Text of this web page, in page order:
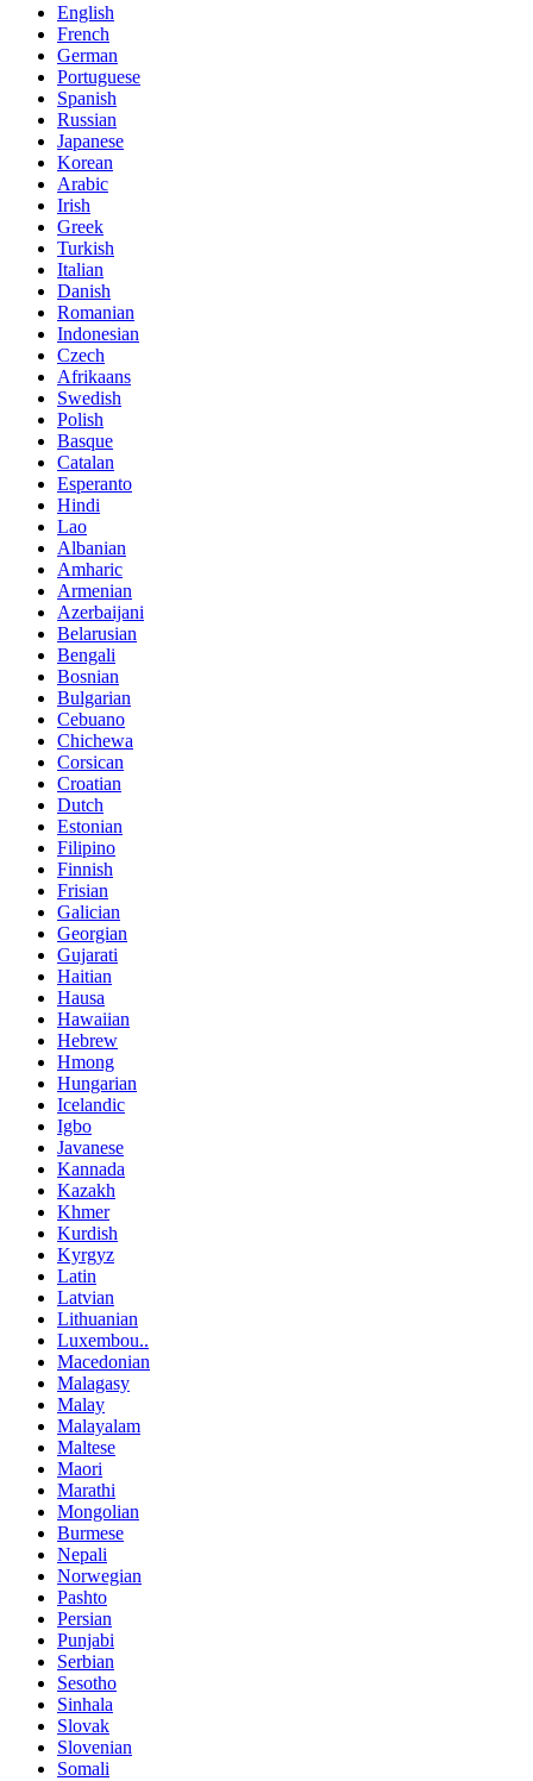
English
French
German
Portuguese
Spanish
Russian
Japanese
Korean
Arabic
Irish
Greek
Turkish
Italian
Danish
Romanian
Indonesian
Czech
Afrikaans
Swedish
Polish
Basque
Catalan
Esperanto
Hindi
Lao
Albanian
Amharic
Armenian
Azerbaijani
Belarusian
Bengali
Bosnian
Bulgarian
Cebuano
Chichewa
Corsican
Croatian
Dutch
Estonian
Filipino
Finnish
Frisian
Galician
Georgian
Gujarati
Haitian
Hausa
Hawaiian
Hebrew
Hmong
Hungarian
Icelandic
Igbo
Javanese
Kannada
Kazakh
Khmer
Kurdish
Kyrgyz
Latin
Latvian
Lithuanian
Luxembou..
Macedonian
Malagasy
Malay
Malayalam
Maltese
Maori
Marathi
Mongolian
Burmese
Nepali
Norwegian
Pashto
Persian
Punjabi
Serbian
Sesotho
Sinhala
Slovak
Slovenian
Somali